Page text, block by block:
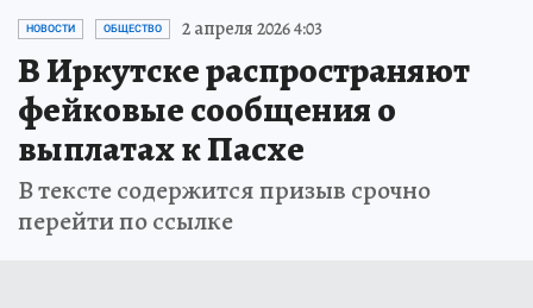
НОВОСТИ ОБЩЕСТВО 2 апреля 2026 4:03
В Иркутске распространяют
фейковые сообщения о
выплатах к Пасхе
В тексте содержится призыв срочно
перейти по ссылке